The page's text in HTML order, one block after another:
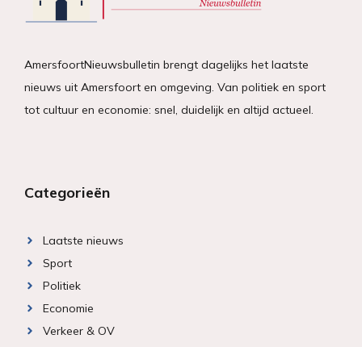
AmersfoortNieuwsbulletin brengt dagelijks het laatste
nieuws uit Amersfoort en omgeving. Van politiek en sport
tot cultuur en economie: snel, duidelijk en altijd actueel.
Categorieën
Laatste nieuws
Sport
Politiek
Economie
Verkeer & OV